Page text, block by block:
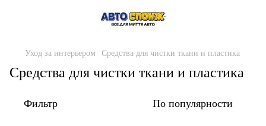
Уход за интерьером Средства для чистки ткани и пластика
Средства для чистки ткани и пластика
Фильтр По популярности